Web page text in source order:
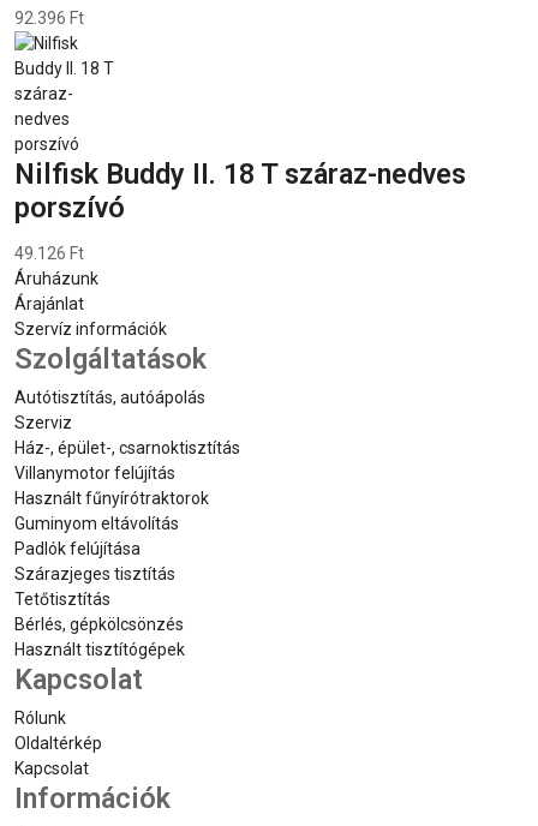
92.396 Ft
Nilfisk Buddy II. 18 T száraz-nedves
porszívó
49.126 Ft
Áruházunk
Árajánlat
Szervíz információk
Szolgáltatások
Autótisztítás, autóápolás
Szerviz
Ház-, épület-, csarnoktisztítás
Villanymotor felújítás
Használt fűnyírótraktorok
Guminyom eltávolítás
Padlók felújítása
Szárazjeges tisztítás
Tetőtisztítás
Bérlés, gépkölcsönzés
Használt tisztítógépek
Kapcsolat
Rólunk
Oldaltérkép
Kapcsolat
Információk